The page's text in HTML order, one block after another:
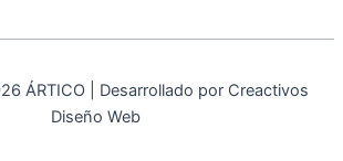
ÁRTICO | Desarrollado por Creactivos
Diseño Web